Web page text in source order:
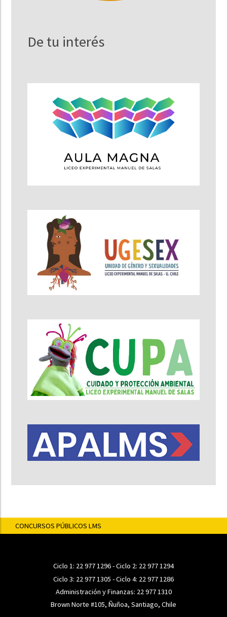
De tu interés
CONCURSOS PÚBLICOS LMS
Ciclo 1: 22 977 1296- Ciclo 2: 22 977 1294
Ciclo 3: 22 977 1305 - Ciclo 4: 22 977 1286
Administración y Finanzas: 22 977 1310
Brown Norte #105, Ñuñoa, Santiago, Chile